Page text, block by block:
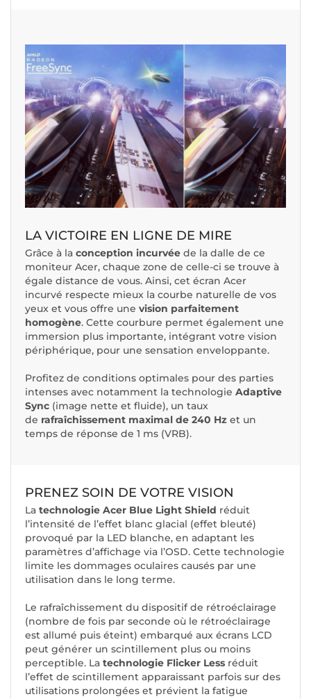
LA VICTOIRE EN LIGNE DE MIRE
Grâce à la conception incurvée de la dalle de ce
moniteur Acer, chaque zone de celle-ci se trouve à
égale distance de vous. Ainsi, cet écran Acer
incurvé respecte mieux la courbe naturelle de vos
yeux et vous offre une vision parfaitement
homogène. Cette courbure permet également une
immersion plus importante, intégrant votre vision
périphérique, pour une sensation enveloppante.
Profitez de conditions optimales pour des parties
intenses avec notamment la technologie Adaptive
Sync (image nette et fluide), un taux
de rafraîchissement maximal de 240 Hz et un
temps de réponse de 1 ms (VRB).
PRENEZ SOIN DE VOTRE VISION
La technologie Acer Blue Light Shield réduit
l’intensité de l’effet blanc glacial (effet bleuté)
provoqué par la LED blanche, en adaptant les
paramètres d’affichage via l’OSD. Cette technologie
limite les dommages oculaires causés par une
utilisation dans le long terme.
Le rafraîchissement du dispositif de rétroéclairage
(nombre de fois par seconde où le rétroéclairage
est allumé puis éteint) embarqué aux écrans LCD
peut générer un scintillement plus ou moins
perceptible. La technologie Flicker Less réduit
l’effet de scintillement apparaissant parfois sur des
utilisations prolongées et prévient la fatigue